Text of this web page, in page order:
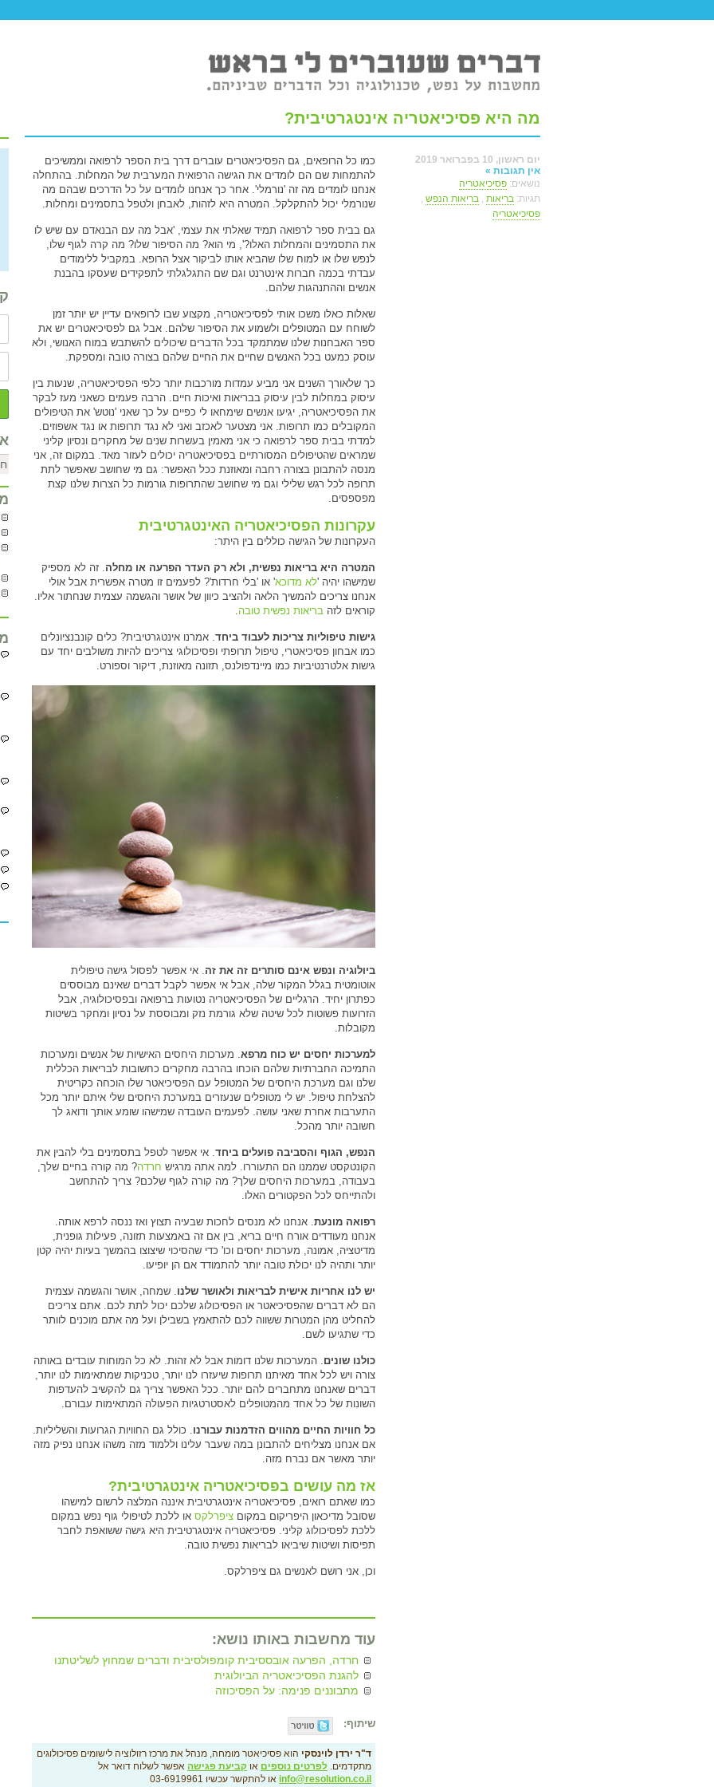
מה היא פסיכיאטריה אינטגרטיבית?
יום ראשון, 10 בפברואר 2019
אין תגובות »
נושאים: פסיכיאטריה
תגיות: בריאות , בריאות הנפש ,
פסיכיאטריה
כמו כל הרופאים, גם הפסיכיאטרים עוברים דרך בית הספר לרפואה וממשיכים
להתמחות שם הם לומדים את הגישה הרפואית המערבית של המחלות. בהתחלה
אנחנו לומדים מה זה 'נורמלי'. אחר כך אנחנו לומדים על כל הדרכים שבהם מה
שנורמלי יכול להתקלקל. המטרה היא לזהות, לאבחן ולטפל בתסמינים ומחלות.
גם בבית ספר לרפואה תמיד שאלתי את עצמי, 'אבל מה עם הבנאדם עם שיש לו
את התסמינים והמחלות האלו?', מי הוא? מה הסיפור שלו? מה קרה לגוף שלו,
לנפש שלו או למוח שלו שהביא אותו לביקור אצל הרופא. במקביל ללימודים
עבדתי בכמה חברות אינטרנט וגם שם התגלגלתי לתפקידים שעסקו בהבנת
אנשים וההתנהגות שלהם.
שאלות כאלו משכו אותי לפסיכיאטריה, מקצוע שבו לרופאים עדיין יש יותר זמן
לשוחח עם המטופלים ולשמוע את הסיפור שלהם. אבל גם לפסיכיאטרים יש את
ספר האבחנות שלנו שמתמקד בכל הדברים שיכולים להשתבש במוח האנושי, ולא
עוסק כמעט בכל האנשים שחיים את החיים שלהם בצורה טובה ומספקת.
כך שלאורך השנים אני מביע עמדות מורכבות יותר כלפי הפסיכיאטריה, שנעות בין
עיסוק במחלות לבין עיסוק בבריאות ואיכות חיים. הרבה פעמים כשאני מעז לבקר
את הפסיכיאטריה, יגיעו אנשים שימחאו לי כפיים על כך שאני 'נוטש' את הטיפולים
המקובלים כמו תרופות. אני מצטער לאכזב ואני לא נגד תרופות או נגד אשפוזים.
למדתי בבית ספר לרפואה כי אני מאמין בעשרות שנים של מחקרים ונסיון קליני
שמראים שהטיפולים המסורתיים בפסיכיאטריה יכולים לעזור מאד. במקום זה, אני
מנסה להתבונן בצורה רחבה ומאוזנת ככל האפשר: גם מי שחושב שאפשר לתת
תרופה לכל רגש שלילי וגם מי שחושב שהתרופות גורמות כל הצרות שלנו קצת
מפספסים.
עקרונות הפסיכיאטריה האינטגרטיבית
העקרונות של הגישה כוללים בין היתר:
המטרה היא בריאות נפשית, ולא רק העדר הפרעה או מחלה. זה לא מספיק
שמישהו יהיה 'לא מדוכא' או 'בלי חרדות'? לפעמים זו מטרה אפשרית אבל אולי
אנחנו צריכים להמשיך הלאה ולהציב כיוון של אושר והגשמה עצמית שנחתור אליו.
קוראים לזה בריאות נפשית טובה.
גישות טיפוליות צריכות לעבוד ביחד. אמרנו אינטגרטיבית? כלים קונבנציונלים
כמו אבחון פסיכיאטרי, טיפול תרופתי ופסיכולוגי צריכים להיות משולבים יחד עם
גישות אלטרנטיביות כמו מיינדפולנס, תזונה מאוזנת, דיקור וספורט.
ביולוגיה ונפש אינם סותרים זה את זה. אי אפשר לפסול גישה טיפולית
אוטומטית בגלל המקור שלה, אבל אי אפשר לקבל דברים שאינם מבוססים
כפתרון יחיד. הרגליים של הפסיכיאטריה נטועות ברפואה ובפסיכולוגיה, אבל
הזרועות פשוטות לכל שיטה שלא גורמת נזק ומבוססת על נסיון ומחקר בשיטות
מקובלות.
למערכות יחסים יש כוח מרפא. מערכות היחסים האישיות של אנשים ומערכות
התמיכה החברתיות שלהם הוכחו בהרבה מחקרים כחשובות לבריאות הכללית
שלנו וגם מערכת היחסים של המטופל עם הפסיכיאטר שלו הוכחה כקריטית
להצלחת טיפול. יש לי מטופלים שנעזרים במערכת היחסים שלי איתם יותר מכל
התערבות אחרת שאני עושה. לפעמים העובדה שמישהו שומע אותך ודואג לך
חשובה יותר מהכל.
הנפש, הגוף והסביבה פועלים ביחד. אי אפשר לטפל בתסמינים בלי להבין את
הקונטקסט שממנו הם התעוררו. למה אתה מרגיש חרדה? מה קורה בחיים שלך,
בעבודה, במערכות היחסים שלך? מה קורה לגוף שלכם? צריך להתחשב
ולהתייחס לכל הפקטורים האלו.
רפואה מונעת. אנחנו לא מנסים לחכות שבעיה תצוץ ואז ננסה לרפא אותה.
אנחנו מעודדים אורח חיים בריא, בין אם זה באמצעות תזונה, פעילות גופנית,
מדיטציה, אמונה, מערכות יחסים וכו' כדי שהסיכוי שיצוצו בהמשך בעיות יהיה קטן
יותר ותהיה לנו יכולת טובה יותר להתמודד אם הן יופיעו.
יש לנו אחריות אישית לבריאות ולאושר שלנו. שמחה, אושר והגשמה עצמית
הם לא דברים שהפסיכיאטר או הפסיכולוג שלכם יכול לתת לכם. אתם צריכים
להחליט מהן המטרות ששווה לכם להתאמץ בשבילן ועל מה אתם מוכנים לוותר
כדי שתגיעו לשם.
כולנו שונים. המערכות שלנו דומות אבל לא זהות. לא כל המוחות עובדים באותה
צורה ויש לכל אחד מאיתנו תרופות שיעזרו לנו יותר, טכניקות שמתאימות לנו יותר,
דברים שאנחנו מתחברים להם יותר. ככל האפשר צריך גם להקשיב להעדפות
השונות של כל אחד מהמטופלים לאסטרטגיות הפעולה המתאימות עבורם.
כל חוויות החיים מהווים הזדמנות עבורנו. כולל גם החוויות הגרועות והשליליות.
אם אנחנו מצליחים להתבונן במה שעבר עלינו וללמוד מזה משהו אנחנו נפיק מזה
יותר מאשר אם נברח מזה.
אז מה עושים בפסיכיאטריה אינטגרטיבית?
כמו שאתם רואים, פסיכיאטריה אינטגרטיבית איננה המלצה לרשום למישהו
שסובל מדיכאון היפריקום במקום ציפרלקס או ללכת לטיפולי גוף נפש במקום
ללכת לפסיכולוג קליני. פסיכיאטריה אינטגרטיבית היא גישה ששואפת לחבר
תפיסות ושיטות שיביאו לבריאות נפשית טובה.
וכן, אני רושם לאנשים גם ציפרלקס.
עוד מחשבות באותו נושא:
חרדה, הפרעה אובססיבית קומפולסיבית ודברים שמחוץ לשליטתנו
להגנת הפסיכיאטריה הביולוגית
מתבוננים פנימה: על הפסיכוזה
שיתוף:
ד"ר ירדן לוינסקי הוא פסיכיאטר מומחה, מנהל את מרכז רזולוציה לישומים פסיכולוגים
מתקדמים. לפרטים נוספים או קביעת פגישה אפשר לשלוח דואר אל
info@resolution.co.il או להתקשר עכשיו 03-6919961